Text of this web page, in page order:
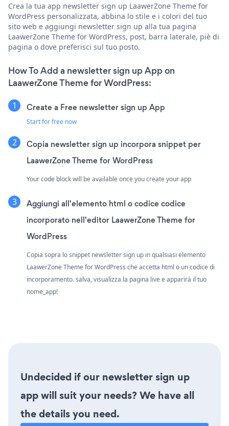
Crea la tua app newsletter sign up LaawerZone Theme for
WordPress personalizzata, abbina lo stile e i colori del tuo
sito web e aggiungi newsletter sign up alla tua pagina
LaawerZone Theme for WordPress, post, barra laterale, piè di
pagina o dove preferisci sul tuo posto.
How To Add a newsletter sign up App on
LaawerZone Theme for WordPress:
Create a Free newsletter sign up App
Start for free now
Copia newsletter sign up incorpora snippet per
LaawerZone Theme for WordPress
Your code block will be available once you create your app
Aggiungi all'elemento html o codice codice
incorporato nell'editor LaawerZone Theme for
WordPress
Copia sopra lo snippet newsletter sign up in qualsiasi elemento
LaawerZone Theme for WordPress che accetta html o un codice di
incorporamento. salva, visualizza la pagina live e apparirà il tuo
nome_app!
Undecided if our newsletter sign up
app will suit your needs? We have all
the details you need.